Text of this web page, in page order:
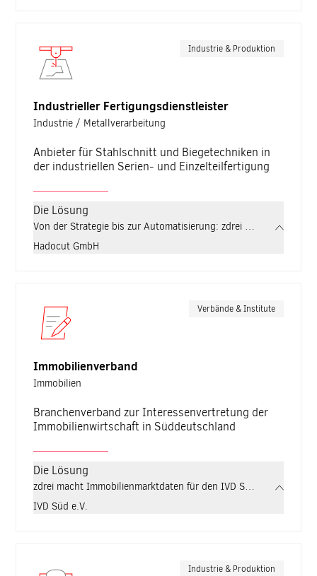
Industrie & Produktion
Industrieller Fertigungsdienstleister
Industrie / Metallverarbeitung
Anbieter für Stahlschnitt und Biegetechniken in
der industriellen Serien- und Einzelteilfertigung
Die Lösung
Von der Strategie bis zur Automatisierung: zdrei entwickelt für
Hadocut GmbH
Verbände & Institute
Immobilienverband
Immobilien
Branchenverband zur Interessenvertretung der
Immobilienwirtschaft in Süddeutschland
Die Lösung
zdrei macht Immobilienmarktdaten für den IVD Süd
IVD Süd e.V.
Industrie & Produktion